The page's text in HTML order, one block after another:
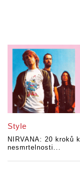
Style
NIRVANA: 20 kroků k
nesmrtelnosti...